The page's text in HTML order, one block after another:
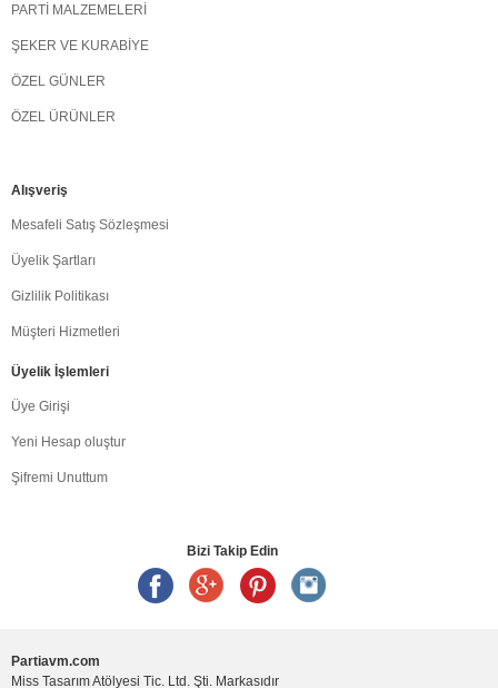
PARTİ MALZEMELERİ
ŞEKER VE KURABİYE
ÖZEL GÜNLER
ÖZEL ÜRÜNLER
Alışveriş
Mesafeli Satış Sözleşmesi
Üyelik Şartları
Gizlilik Politikası
Müşteri Hizmetleri
Üyelik İşlemleri
Üye Girişi
Yeni Hesap oluştur
Şifremi Unuttum
Bizi Takip Edin
Partiavm.com
Miss Tasarım Atölyesi Tic. Ltd. Şti. Markasıdır